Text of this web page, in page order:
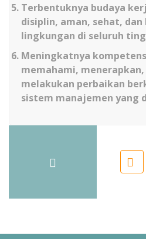
Terbentuknya budaya
disiplin, aman, sehat, dan
lingkungan di seluruh
Meningkatnya
memahami,
melakukan perbaikan
sistem manajemen yang